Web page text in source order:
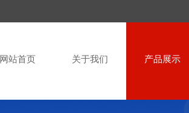
网站首页 关于我们 产品展示